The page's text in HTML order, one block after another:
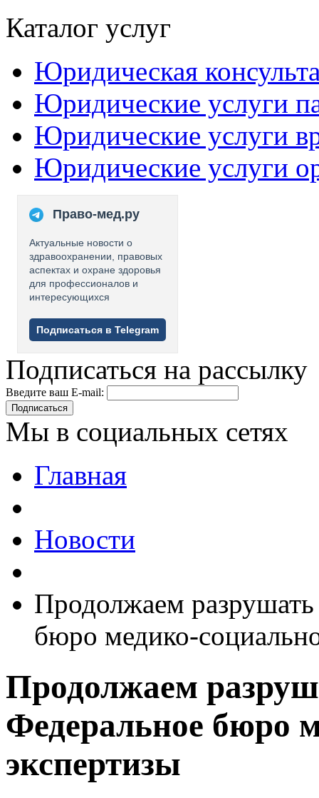
Каталог услуг
Юридическая
Юридические услуги
Юридические услуги
Юридические услуги
Право-мед.ру
Актуальные новости о
здравоохранении, правовых
аспектах и охране здоровья
для профессионалов и
интересующихся
Подписаться в Telegram
Подписаться на рассылку
Введите ваш E-mail:
Подписаться
Мы в социальных сетях
Главная
Новости
Продолжаем
бюро медико-
Продолжаем
Федеральное бюро
экспертизы